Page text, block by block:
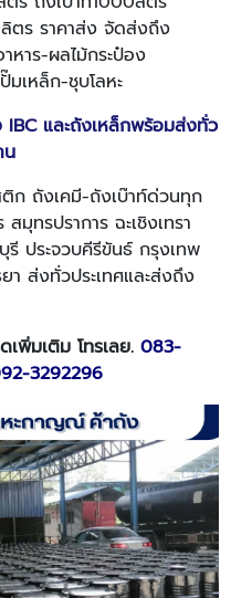
ตร ราคาส่ง จัดส่งถึง
หาร-ผลไม้กระป๋อง
เหล็ก-ชุบโลหะ
IBC และถังเหล็กพร้อมส่งทั่ว
น
ก ถังเคมี-ถังเบ๊าท์ด่วนทุก
ทรปราการ ฉะเชิงเทรา
ประจวบคีรีขันธ์ กรุงเทพ
ส่งทั่วประเทศและส่งถึง
เพิ่มเติม โทรเลย. 083-
3292296